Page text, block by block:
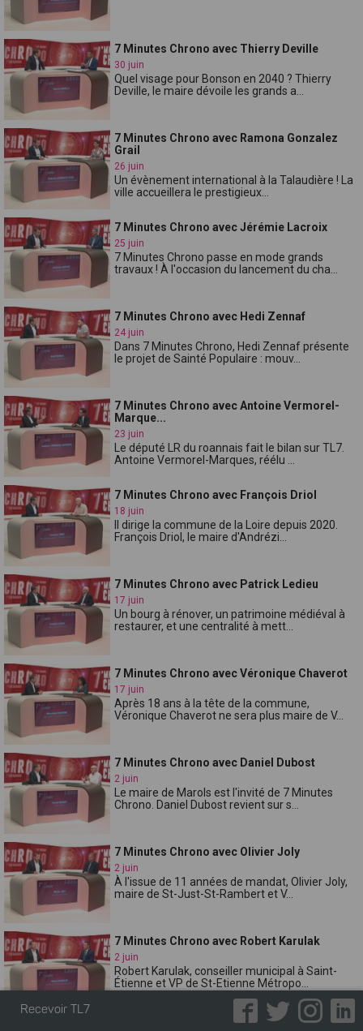
7 Minutes Chrono avec Thierry Deville
30 juin
Quel visage pour Bonson en 2040 ? Thierry
Deville, le maire dévoile les grands a...
7 Minutes Chrono avec Ramona Gonzalez
Grail
26 juin
Un évènement international à la Talaudière ! La
ville accueillera le prestigieux...
7 Minutes Chrono avec Jérémie Lacroix
25 juin
7 Minutes Chrono passe en mode grands
travaux ! À l'occasion du lancement du cha...
7 Minutes Chrono avec Hedi Zennaf
24 juin
Dans 7 Minutes Chrono, Hedi Zennaf présente
le projet de Sainté Populaire : mouv...
7 Minutes Chrono avec Antoine Vermorel-
Marque...
23 juin
Le député LR du roannais fait le bilan sur TL7.
Antoine Vermorel-Marques, réélu ...
7 Minutes Chrono avec François Driol
18 juin
Il dirige la commune de la Loire depuis 2020.
François Driol, le maire d'Andrézi...
7 Minutes Chrono avec Patrick Ledieu
17 juin
Un bourg à rénover, un patrimoine médiéval à
restaurer, et une centralité à mett...
7 Minutes Chrono avec Véronique Chaverot
17 juin
Après 18 ans à la tête de la commune,
Véronique Chaverot ne sera plus maire de V...
7 Minutes Chrono avec Daniel Dubost
2 juin
Le maire de Marols est l'invité de 7 Minutes
Chrono. Daniel Dubost revient sur s...
7 Minutes Chrono avec Olivier Joly
2 juin
À l'issue de 11 années de mandat, Olivier Joly,
maire de St-Just-St-Rambert et V...
7 Minutes Chrono avec Robert Karulak
2 juin
Robert Karulak, conseiller municipal à Saint-
Étienne et VP de St-Etienne Métropo...
Recevoir TL7